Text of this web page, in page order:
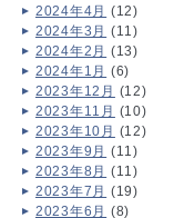
2024年4月 (12)
2024年3月 (11)
2024年2月 (13)
2024年1月 (6)
2023年12月 (12)
2023年11月 (10)
2023年10月 (12)
2023年9月 (11)
2023年8月 (11)
2023年7月 (19)
2023年6月 (8)